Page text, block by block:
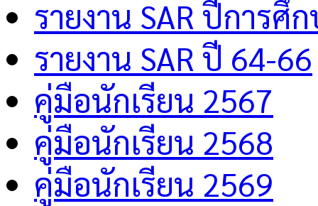
รายงาน SAR ปีการศึ
รายงาน SAR ปี 64-66
คู่มือนักเรียน 2567
คู่มือนักเรียน 2568
คู่มือนักเรียน 2569